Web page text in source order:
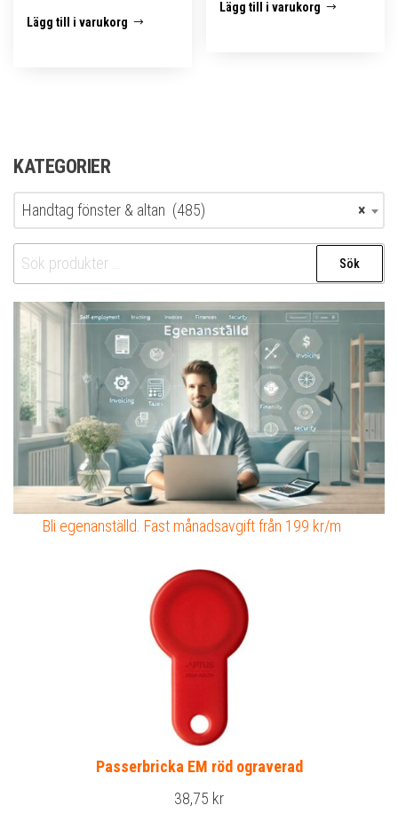
Lägg till i varukorg
Lägg till i varukorg
KATEGORIER
×
Handtag fönster & altan (485)
Sök
efter:
Sök
Bli egenanställd. Fast månadsavgift från 199 kr/m
Passerbricka EM röd ograverad
38,75 kr